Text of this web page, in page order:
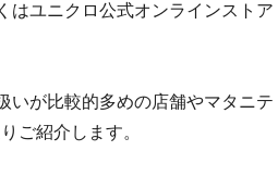
はユニクロ公式オンラインストア
いが比較的多めの店舗やマタニテ
ご紹介します。